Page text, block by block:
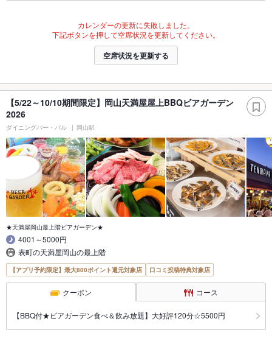
カレンダーの更新に失敗しました。
下記ボタンを押して空席状況を更新してください。
空席状況を更新する
【5/22～10/10期間限定】岡山天満屋屋上BBQビアガーデン
2026
ダイニングバー・バル 岡山駅
★天満屋岡山最上階ビアガーデン★
4001～5000円
表町の天満屋岡山の最上階
【アプリ予約限定】最大800ポイント還元対象店 口コミ投稿特典対象店
クーポン コース
【BBQ付★ビアガーデン食べ＆飲み放題】大好評120分☆5500円